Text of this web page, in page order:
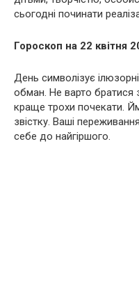
сьогодні починати
Гороскоп на 22 квітня
День символізує
обман. Не варто братися
краще трохи почекати.
звістку. Ваші
себе до найгіршого.